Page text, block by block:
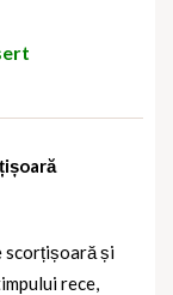
scorțișoară și
rece,